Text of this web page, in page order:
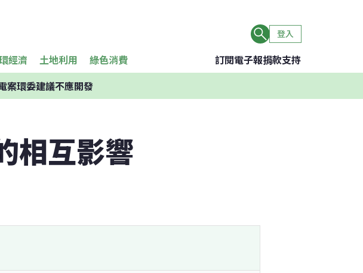
登入
經濟 土地利用 綠色消費 訂閱電子報捐款支持
案環委建議不應開發
相互影響